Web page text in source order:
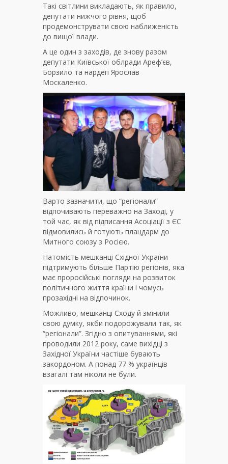
Такі світлини викладають, як правило,
депутати нижчого рівня, щоб
продемонструвати свою наближеність
до вищої влади.
А це один з заходів, де знову разом
депутати Київської облради Ареф’єв,
Борзило та нардеп Ярослав
Москаленко.
Варто зазначити, що “регіонали”
відпочивають переважно на Заході, у
той час, як від підписання Асоціації з ЄС
відмовились й готують плацдарм до
Митного союзу з Росією.
Натомість мешканці Східної України
підтримують більше Партію регіонів, яка
має проросійські погляди на розвиток
політичного життя країни і чомусь
прозахідні на відпочинок.
Можливо, мешканці Сходу й змінили
свою думку, якби подорожували так, як
“регіонали”. Згідно з опитуваннями, які
проводили 2012 року, саме вихідці з
Західної України частіше бувають
закордоном. А понад 77 % українців
взагалі там ніколи не були.